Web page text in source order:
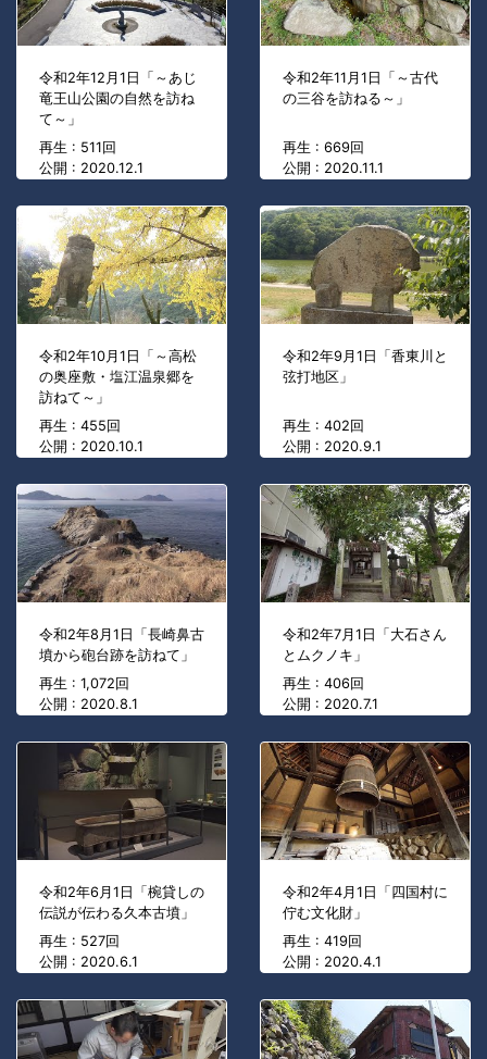
令和2年12月1日「～あじ
竜王山公園の自然を訪ね
て～」
再生 : 511回
公開 : 2020.12.1
令和2年11月1日「～古代
の三谷を訪ねる～」
再生 : 669回
公開 : 2020.11.1
令和2年10月1日「～高松
の奥座敷・塩江温泉郷を
訪ねて～」
再生 : 455回
公開 : 2020.10.1
令和2年9月1日「香東川と
弦打地区」
再生 : 402回
公開 : 2020.9.1
令和2年8月1日「長崎鼻古
墳から砲台跡を訪ねて」
再生 : 1,072回
公開 : 2020.8.1
令和2年7月1日「大石さん
とムクノキ」
再生 : 406回
公開 : 2020.7.1
令和2年6月1日「椀貸しの
伝説が伝わる久本古墳」
再生 : 527回
公開 : 2020.6.1
令和2年4月1日「四国村に
佇む文化財」
再生 : 419回
公開 : 2020.4.1